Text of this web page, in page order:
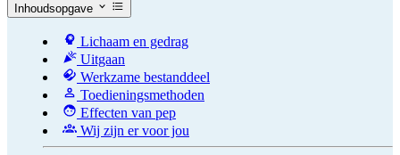
Inhoudsopgave
Lichaam en gedrag
Uitgaan
Werkzame bestanddeel
Toedieningsmethoden
Effecten van pep
Wij zijn er voor jou